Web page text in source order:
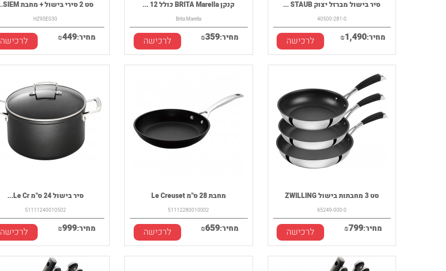
סט 2 סירי בישול + מחבת SIEM...
HZ9SE030
מחיר: ₪449 לרכישה
קנקן BRITA Marella כולל 12 ...
Brita Marella
מחיר: ₪359 לרכישה
סיר בישול מברזל יצוק STAUB ...
40500-281-0
מחיר: ₪1,490 לרכישה
סיר בישול 24 ס"מ Le Cr...
51111240010502
מחיר: ₪999 לרכישה
מחבת 28 ס"מ Le Creuset
51112280010002
מחיר: ₪659 לרכישה
סט 3 מחבתות בישול ZWILLING
65249-000-0
מחיר: ₪799 לרכישה